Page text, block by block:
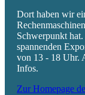
Dort haben wir
Schwerpunkt
spannenden
von 13 - 18 Uhr.
Infos.
Zur Homepage